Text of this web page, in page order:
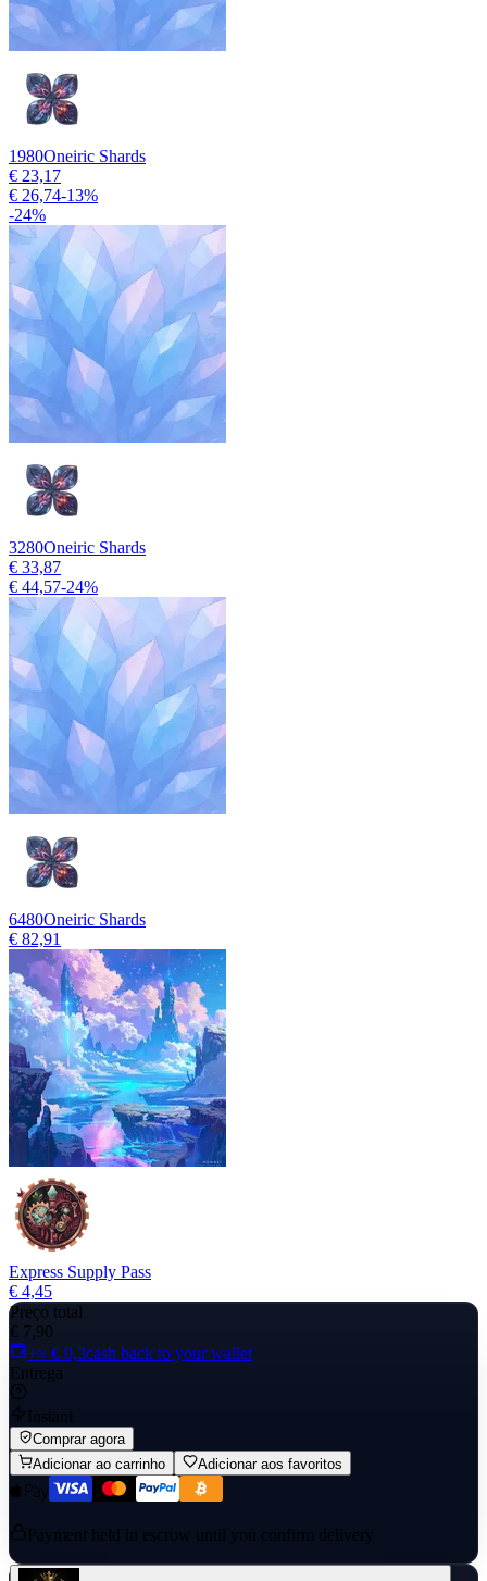
1980Oneiric Shards
€ 23,17
€ 26,74-13%
-24%
3280Oneiric Shards
€ 33,87
€ 44,57-24%
6480Oneiric Shards
€ 82,91
Express Supply Pass
€ 4,45
Preço total
€ 7,90
+≈ € 0,3cash back to your wallet
Entrega
Instant
Comprar agora
Adicionar ao carrinho
Adicionar aos favoritos
Payment held in escrow until you confirm delivery